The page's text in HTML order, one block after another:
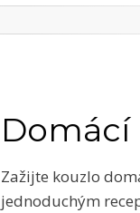
Domácí
Zažijte kouzlo
jednoduchým